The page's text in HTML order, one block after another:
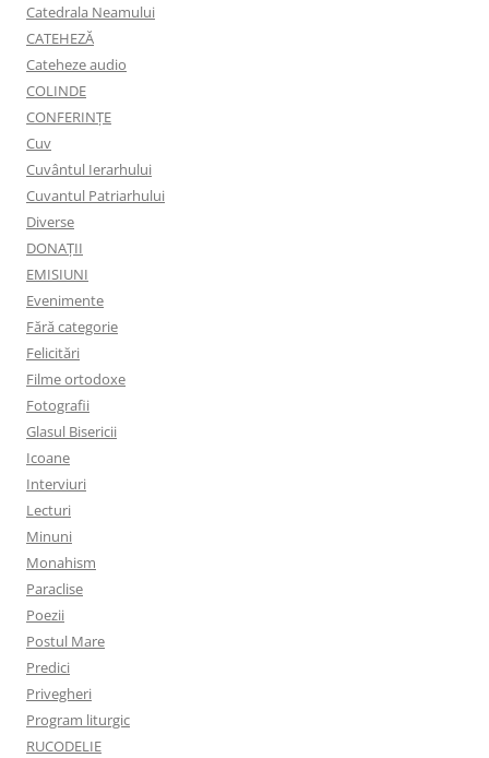
Catedrala Neamului
CATEHEZĂ
Cateheze audio
COLINDE
CONFERINȚE
Cuv
Cuvântul Ierarhului
Cuvantul Patriarhului
Diverse
DONAȚII
EMISIUNI
Evenimente
Fără categorie
Felicitări
Filme ortodoxe
Fotografii
Glasul Bisericii
Icoane
Interviuri
Lecturi
Minuni
Monahism
Paraclise
Poezii
Postul Mare
Predici
Privegheri
Program liturgic
RUCODELIE